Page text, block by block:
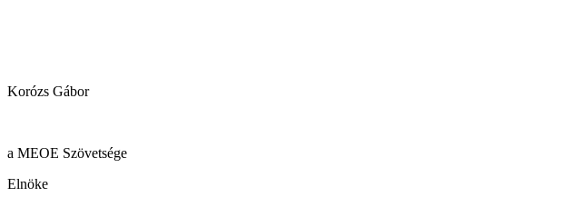
Korózs Gábor
a MEOE Szövetsége
Elnöke